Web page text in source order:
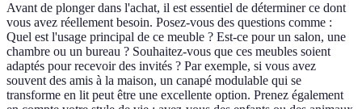
Avant de plonger dans l'achat, il est essentiel de déterminer ce dont
vous avez réellement besoin. Posez-vous des questions comme :
Quel est l'usage principal de ce meuble ? Est-ce pour un salon, une
chambre ou un bureau ? Souhaitez-vous que ces meubles soient
adaptés pour recevoir des invités ? Par exemple, si vous avez
souvent des amis à la maison, un canapé modulable qui se
transforme en lit peut être une excellente option. Prenez également